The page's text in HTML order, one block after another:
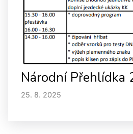
Národní Přehlídka
25. 8. 2025